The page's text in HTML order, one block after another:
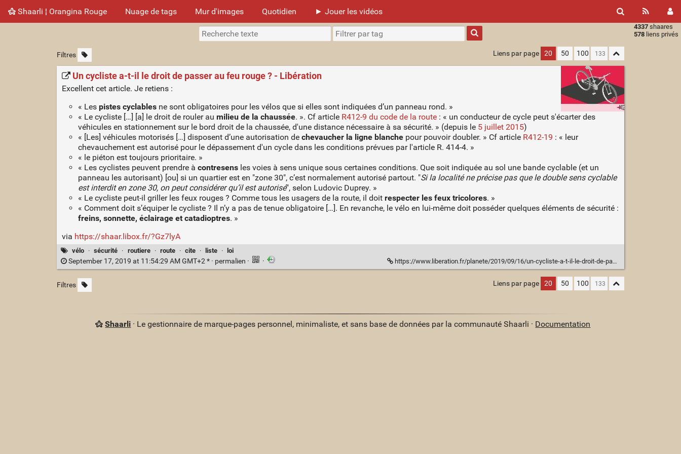
Shaarli ¦ Orangina Rouge Nuage de tags Mur d'images Quotidien ► Jouer les vidéos
4337 shaares
578 liens privés
Type 1 or
more
characters
results.
Filtres Liens par page 20 50 100
Un cycliste a-t-il le droit de passer au feu rouge ? - Libération
Excellent cet article. Je retiens :
« Les pistes cyclablesne sont obligatoires pour les vélos que si elles sont indiquées d’un panneau rond. »
« Le cycliste […] [a] le droit de rouler au milieu de la chaussée. ». Cf article R412-9 du code de la route: « un conducteur de cycle peut s'écarter des
véhicules en stationnement sur le bord droit de la chaussée, d'une distance nécessaire à sa sécurité. » (depuis le 5 juillet 2015)
« [Les] véhicules motorisés […] disposent d’une autorisation de chevaucher la ligne blanchepour pouvoir doubler. » Cf article R412-19 : « leur
chevauchement est autorisé pour le dépassement d'un cycle dans les conditions prévues par l'article R. 414-4. »
« le piéton est toujours prioritaire. »
« Les cyclistes peuvent prendre à contresensles voies à sens unique sous certaines conditions. Que soit indiquée au sol une bande cyclable (et un
panneau les autorisant) [ou] si un quartier est en "zone 30", c’est normalement autorisé partout. "Si la localité ne précise pas que le double sens cyclable
est interdit en zone 30, on peut considérer qu’il est autorisé", selon Ludovic Duprey. »
« Le cycliste peut-il griller les feux rouges ? Comme tous les usagers de la route, il doit respecter les feux tricolores. »
« Comment doit s’équiper le cycliste ? Il n’y a pas de tenue obligatoire […]. En revanche, le vélo en lui-même doit posséder quelques éléments de sécurité :
freins, sonnette, éclairage et catadioptres. »
via https://shaar.libox.fr/?Gz7lyA
vélo · sécurité · routiere · route · cite · liste · loi
September 17, 2019 at 11:54:29 AM GMT+2 * · permalien · · https://www.liberation.fr/planete/2019/09/16/un-cycliste-a-t-il-le-droit-de-passer-au-feu-rouge_1750898
Filtres Liens par page 20 50 100
Shaarli · Le gestionnaire de marque-pages personnel, minimaliste, et sans base de données par la communauté Shaarli · Documentation